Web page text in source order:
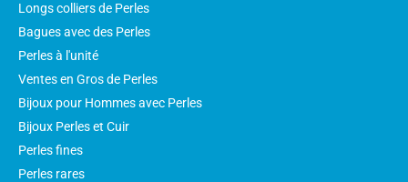
Longs colliers de Perles
Bagues avec des Perles
Perles à l'unité
Ventes en Gros de Perles
Bijoux pour Hommes avec Perles
Bijoux Perles et Cuir
Perles fines
Perles rares